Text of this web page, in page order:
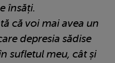
însăți.
că voi mai avea un
depresia sădise
sufletul meu, cât și